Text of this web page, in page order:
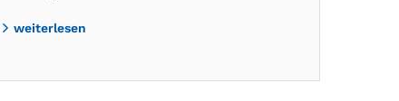
weiterlesen